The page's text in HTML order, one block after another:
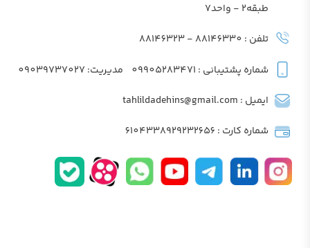
طبقه2 - واحد7
تلفن : 88146330 - 88146323
شماره پشتیبانی : 09905283471 مدیریت: 09039737027
ایمیل : tahlildadehins@gmail.com
شماره کارت : 6104338929232656